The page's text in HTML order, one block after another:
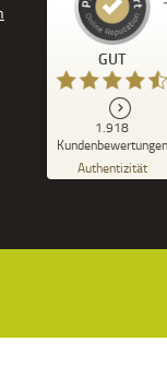
GUT
1.918
Kundenbewertungen
Authentizität
und Erfahrungen zu
eLearning Studieninstitut
92
%
Empfehlungen auf
ProvenExpert.com